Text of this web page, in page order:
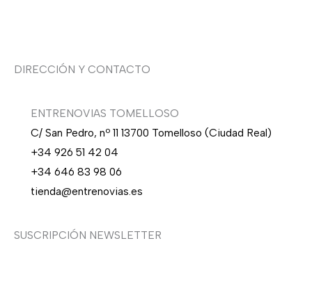
DIRECCIÓN Y CONTACTO
ENTRENOVIAS TOMELLOSO
C/ San Pedro, nº 11 13700 Tomelloso (Ciudad Real)
+34 926 51 42 04
+34 646 83 98 06
tienda@entrenovias.es
SUSCRIPCIÓN NEWSLETTER